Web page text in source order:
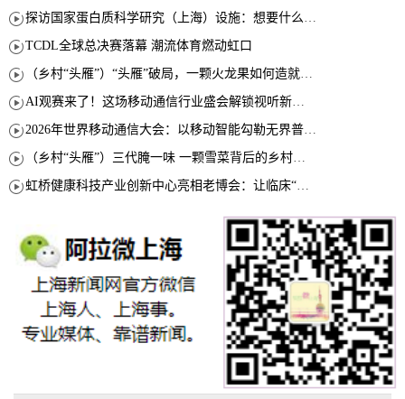
探访国家蛋白质科学研究（上海）设施：想要什么蛋白 AI直接设计合成
TCDL全球总决赛落幕 潮流体育燃动虹口
（乡村“头雁”）“头雁”破局，一颗火龙果如何造就沪上乡村特色产业化路径
AI观赛来了！这场移动通信行业盛会解锁视听新玩法
2026年世界移动通信大会：以移动智能勾勒无界普惠新愿景
（乡村“头雁”）三代腌一味 一颗雪菜背后的乡村致富经
虹桥健康科技产业创新中心亮相老博会：让临床“需求”定义银发经济新生态